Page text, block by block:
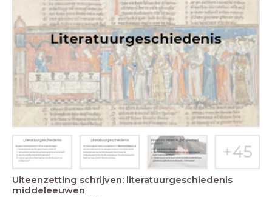
Uiteenzetting schrijven: literatuurgeschiedenis
middeleeuwen